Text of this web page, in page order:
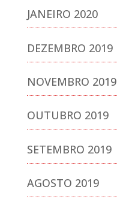
JANEIRO 2020
DEZEMBRO 2019
NOVEMBRO 2019
OUTUBRO 2019
SETEMBRO 2019
AGOSTO 2019